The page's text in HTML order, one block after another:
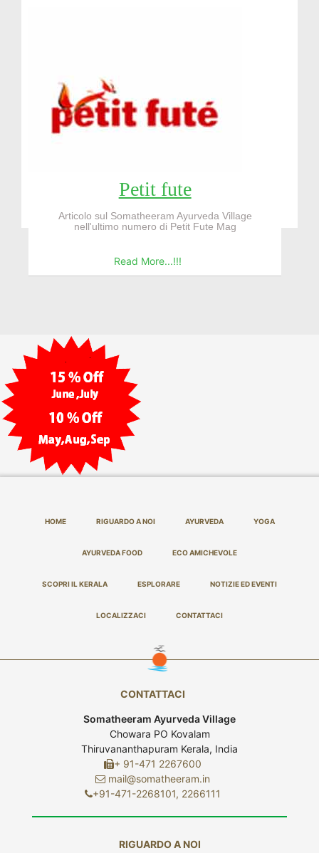
Petit fute
Articolo sul Somatheeram Ayurveda Village
nell'ultimo numero di Petit Fute Mag
Read More...!!!
HOME RIGUARDO A NOI AYURVEDA YOGA
AYURVEDA FOOD ECO AMICHEVOLE
SCOPRI IL KERALA ESPLORARE NOTIZIE ED EVENTI
LOCALIZZACI CONTATTACI
CONTATTACI
Somatheeram Ayurveda Village
Chowara PO Kovalam
Thiruvananthapuram Kerala, India
+ 91-471 2267600
mail@somatheeram.in
+91-471-2268101, 2266111
RIGUARDO A NOI